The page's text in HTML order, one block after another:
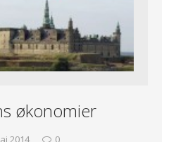
økonomier
2014 0